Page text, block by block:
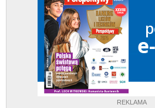
REKLAMA